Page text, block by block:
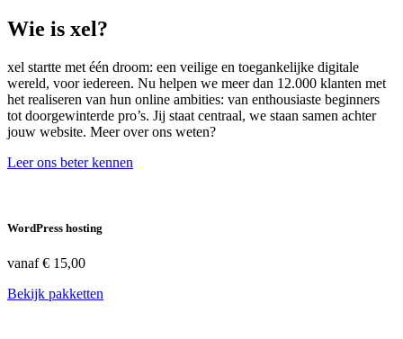
Wie is xel?
xel startte met één droom: een veilige en toegankelijke digitale
wereld, voor iedereen. Nu helpen we meer dan 12.000 klanten met
het realiseren van hun online ambities: van enthousiaste beginners
tot doorgewinterde pro’s. Jij staat centraal, we staan samen achter
jouw website. Meer over ons weten?
Leer ons beter kennen
WordPress hosting
vanaf€ 15,00
Bekijk pakketten